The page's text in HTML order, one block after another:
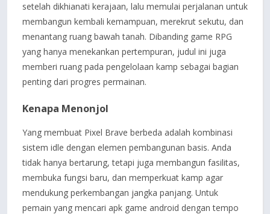
setelah dikhianati kerajaan, lalu memulai perjalanan untuk
membangun kembali kemampuan, merekrut sekutu, dan
menantang ruang bawah tanah. Dibanding game RPG
yang hanya menekankan pertempuran, judul ini juga
memberi ruang pada pengelolaan kamp sebagai bagian
penting dari progres permainan.
Kenapa Menonjol
Yang membuat Pixel Brave berbeda adalah kombinasi
sistem idle dengan elemen pembangunan basis. Anda
tidak hanya bertarung, tetapi juga membangun fasilitas,
membuka fungsi baru, dan memperkuat kamp agar
mendukung perkembangan jangka panjang. Untuk
pemain yang mencari apk game android dengan tempo